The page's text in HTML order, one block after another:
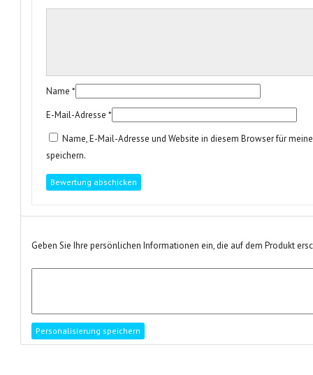
Name *
E-Mail-Adresse *
Name, E-Mail-Adresse und Website in diesem Browser für
speichern.
Geben Sie Ihre persönlichen Informationen ein, die auf dem Produkt